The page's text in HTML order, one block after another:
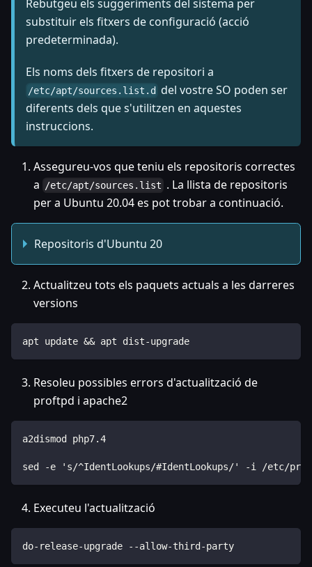
Rebutgeu els suggeriments del sistema per
substituir els fitxers de configuració (acció
predeterminada).
Els noms dels fitxers de repositori a
/etc/apt/sources.list.d
del vostre SO poden ser
diferents dels que s'utilitzen en aquestes
instruccions.
Assegureu-vos que teniu els repositoris correctes
a
/etc/apt/sources.list . La llista de repositoris
per a Ubuntu 20.04 es pot trobar a continuació.
Repositoris d'Ubuntu 20
Actualitzeu tots els paquets actuals a les darreres
versions
apt update && apt dist-upgrade
Resoleu possibles errors d'actualització de
proftpd i apache2
a2dismod php7.4
sed -e 's/^IdentLookups/#IdentLookups/' -i /etc/
Executeu l'actualització
do-release-upgrade --allow-third-party